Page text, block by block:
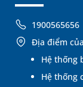
1900565656
Địa điểm của
Hệ thống
Hệ thống